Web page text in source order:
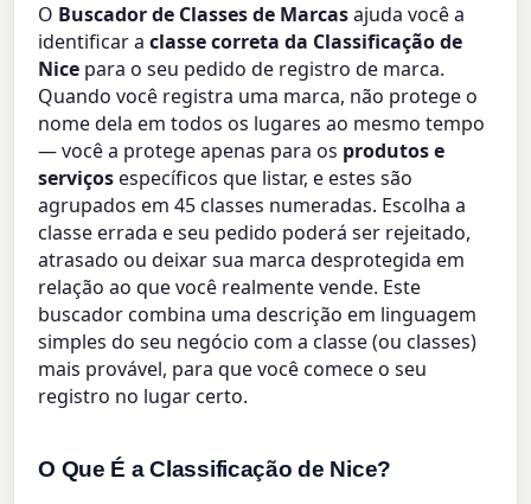
O Buscador de Classes de Marcasajuda você a
identificar aclasse correta da Classificação de
Nice para o seu pedido de registro de marca.
Quando você registra uma marca, não protege o
nome dela em todos os lugares ao mesmo tempo
— você a protege apenas para os produtos e
serviçosespecíficos que listar, e estes são
agrupados em 45 classes numeradas. Escolha a
classe errada e seu pedido poderá ser rejeitado,
atrasado ou deixar sua marca desprotegida em
relação ao que você realmente vende. Este
buscador combina uma descrição em linguagem
simples do seu negócio com a classe (ou classes)
mais provável, para que você comece o seu
registro no lugar certo.
O Que É a Classificação de Nice?